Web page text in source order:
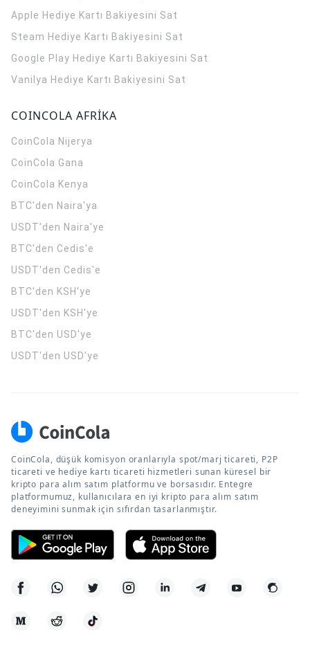
Apple Hediye Kartı Bakiyesini Sat
Steam Hediye Kartı Bakiyesini Sat
Google Play Hediye Kartı Bakiyesini Sat
Vanilya Hediye Kartı Bakiyesini Sat
COINCOLA AFRİKA
CoinCola Nijerya
CoinCola Gana
CoinCola Kenya
BTC'den Naira'ya
USDT'den Naira'ye
BTC'den Cedis'e
USDT'den Cedis'e
BTC'den KSH'ye
USDT'den KSH'ye
BTC'den USD'ye
USDT'den USD'ye
CoinCola, düşük komisyon oranlarıyla spot/marj ticareti, P2P
ticareti ve hediye kartı ticareti hizmetleri sunan küresel bir
kripto para alım satım platformu ve borsasıdır. Entegre
platformumuz, kullanıcılara en iyi kripto para alım satım
deneyimini sunmak için sıfırdan tasarlanmıştır.